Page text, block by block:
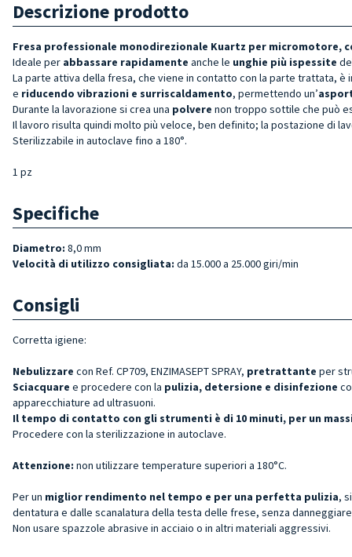
Descrizione prodotto
Fresa professionale monodirezionale Kuartz per micromotore,
Ideale per abbassare rapidamente anche le unghie più ispessite
La parte attiva della fresa, che viene in contatto con la parte trattata, è
e riducendo vibrazioni e surriscaldamento, permettendo un’
Durante la lavorazione si crea una polvere non troppo sottile che può
Il lavoro risulta quindi molto più veloce, ben definito; la postazione di
Sterilizzabile in autoclave fino a 180°.
1 pz
Specifiche
Diametro: 8,0 mm
Velocità di utilizzo consigliata: da 15.000 a 25.000 giri/min
Consigli
Corretta igiene:
Nebulizzare con Ref. CP709, ENZIMASEPT SPRAY, pretrattante per
Sciacquare e procedere con la pulizia, detersione e disinfezione
apparecchiature ad ultrasuoni.
Il tempo di contatto con gli strumenti è di 10 minuti, per un
Procedere con la sterilizzazione in autoclave.
Attenzione: non utilizzare temperature superiori a 180°C.
Per un miglior rendimento nel tempo e per una perfetta pulizia,
dentatura e dalle scanalatura della testa delle frese, senza
Non usare spazzole abrasive in acciaio o in altri materiali aggressivi.